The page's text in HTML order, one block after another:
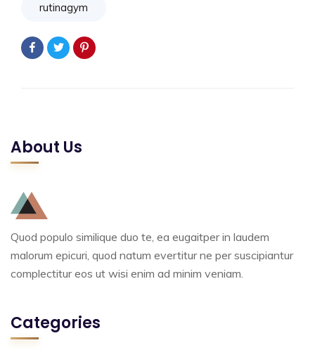
rutinagym
About Us
Quod populo similique duo te, ea eugaitper in laudem
malorum epicuri, quod natum evertitur ne per suscipiantur
complectitur eos ut wisi enim ad minim veniam.
Categories